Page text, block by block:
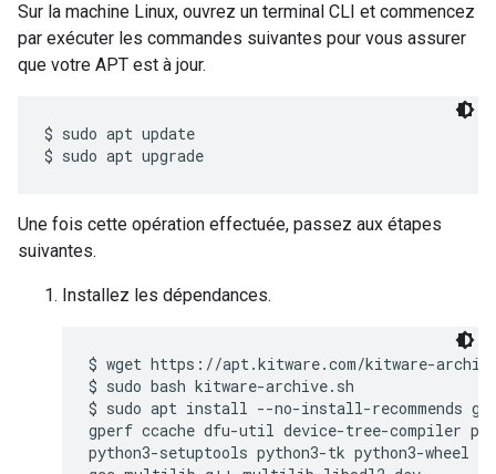
Sur la machine Linux, ouvrez un terminal CLI et commencez
par exécuter les commandes suivantes pour vous assurer
que votre APT est à jour.
$ sudo apt update
Une fois cette opération effectuée, passez aux étapes
suivantes.
Installez les dépendances.
$ wget https://apt.kitware.com/kitware-
$ sudo bash kitware-archive.sh
$ sudo apt install --no-install-recommends
gperf ccache dfu-util device-tree-compiler
python3-setuptools python3-tk python3-